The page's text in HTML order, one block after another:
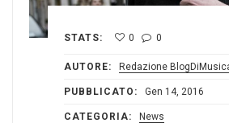
STATS: 0 0
AUTORE: Redazione
PUBBLICATO: Gen 14, 2016
CATEGORIA: News